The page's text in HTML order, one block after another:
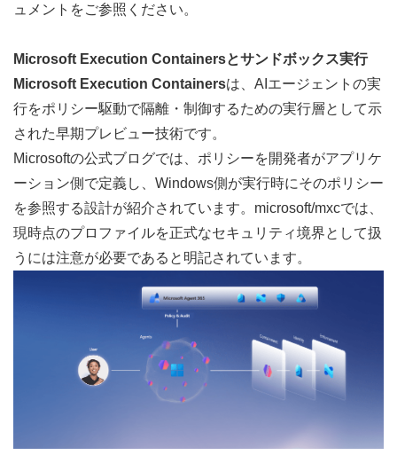
ュメントをご参照ください。
Microsoft Execution Containersとサンドボックス実行
Microsoft Execution Containersは、AIエージェントの実
行をポリシー駆動で隔離・制御するための実行層として示
された早期プレビュー技術です。
Microsoftの公式ブログでは、ポリシーを開発者がアプリケ
ーション側で定義し、Windows側が実行時にそのポリシー
を参照する設計が紹介されています。 microsoft/mxcでは、
現時点のプロファイルを正式なセキュリティ境界として扱
うには注意が必要であると明記されています。